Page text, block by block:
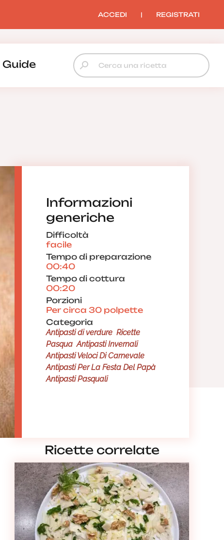
ACCEDI | REGISTRATI
Guide
Informazioni
generiche
Difficoltà
facile
Tempo di preparazione
00:40
Tempo di cottura
00:20
Porzioni
Per circa 30 polpette
Categoria
Antipasti di verdure Ricette
Pasqua Antipasti Invernali
Antipasti Veloci Di Carnevale
Antipasti Per La Festa Del Papà
Antipasti Pasquali
Ricette correlate